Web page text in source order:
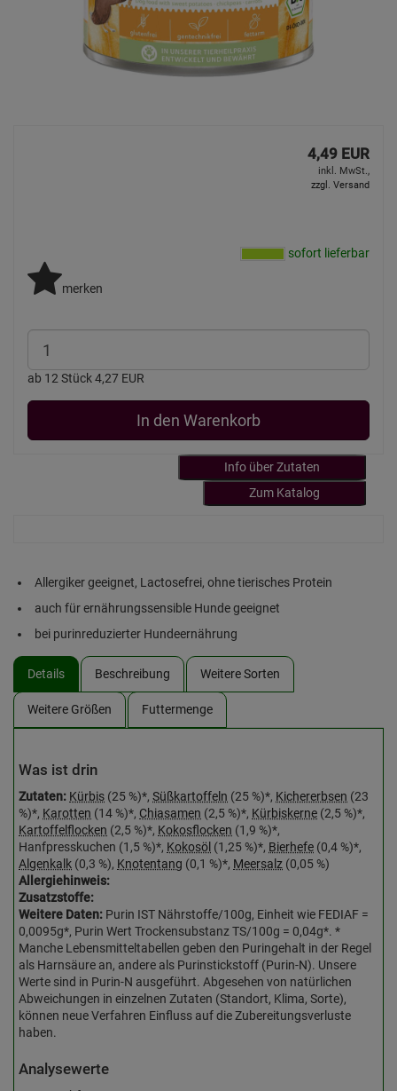
4,49 EUR
inkl. MwSt.,
zzgl. Versand
sofort lieferbar
merken
ab 12 Stück 4,27 EUR
In den Warenkorb
Info über Zutaten
Zum Katalog
Allergiker geeignet, Lactosefrei, ohne tierisches Protein
auch für ernährungssensible Hunde geeignet
bei purinreduzierter Hundeernährung
Details Beschreibung Weitere Sorten
Weitere Größen Futtermenge
Was ist drin
Zutaten: Kürbis (25 %)*, Süßkartoffeln (25 %)*, Kichererbsen (23
%)*, Karotten (14 %)*, Chiasamen (2,5 %)*, Kürbiskerne (2,5 %)*,
Kartoffelflocken (2,5 %)*, Kokosflocken (1,9 %)*,
Hanfpresskuchen (1,5 %)*, Kokosöl (1,25 %)*, Bierhefe (0,4 %)*,
Algenkalk (0,3 %), Knotentang (0,1 %)*, Meersalz (0,05 %)
Allergiehinweis:
Zusatzstoffe:
Weitere Daten: Purin IST Nährstoffe/100g, Einheit wie FEDIAF =
0,0095g*, Purin Wert Trockensubstanz TS/100g = 0,04g*. *
Manche Lebensmitteltabellen geben den Puringehalt in der Regel
als Harnsäure an, andere als Purinstickstoff (Purin-N). Unsere
Werte sind in Purin-N ausgeführt. Abgesehen von natürlichen
Abweichungen in einzelnen Zutaten (Standort, Klima, Sorte),
können neue Verfahren Einfluss auf die Zubereitungsverluste
haben.
Analysewerte